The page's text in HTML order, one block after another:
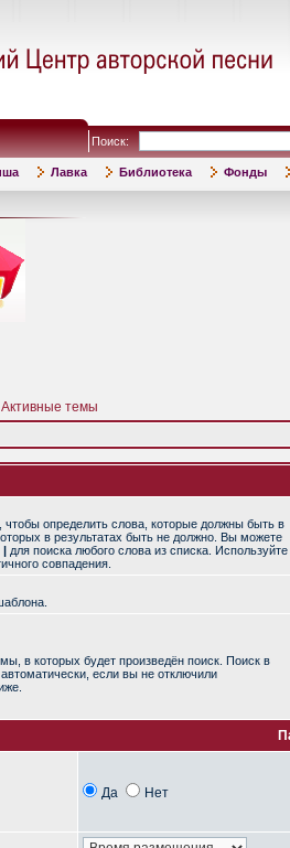
Поиск:
Лавка Библиотека Фонды
Активные темы
, чтобы определить слова, которые должны быть в
в результатах быть не должно. Вы можете
| для поиска любого слова из списка. Используйте
совпадения.
в которых будет произведён поиск. Поиск в
если вы не отключили
Да Нет